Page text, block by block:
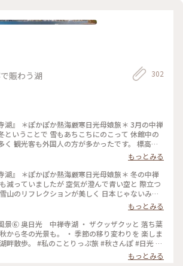
列車旅 #美しい町 #レトロな街 #クラ
りっぷ栃木 #ドライブ #日光ドライブ #西洋料理
治の館 #ディナー #洋食 #ロールキャベツ #超巨大
ツ #デザート #チーズケーキ #ニルバーナ #明治
ーキ #日光スイーツ #日光ディナー #日光レスト
はん #旅のごはん #日光 #日光市 #栃木 #栃木県
ず食べたい洋食😍 こちらも大きくて クリーミー
愛され続ける伝統の味✨ デンマーククリームチ
卵だけ 低温でじっくり焼いて しっとりふんわり
はサワークリームを 上掛けされて 爽やかでレモ
厚なチーズケーキが 食べられなくなった私には
ケーキです😍 美しい洋梨のソルベが 添えられて
トロな街 #クラシカルな
木 #ドライブ #日光ドライブ #西洋料理明治の館
ィナー #西洋料理 #洋食 #カニクリームコロッケ
ッケ #コロッケ #湯波サラダ #湯波 #ゆば #名物
メ #デザート #チーズケーキ #ニルバーナ #明治の
キ #日光スイーツ #日光ディナー #日光レストラ
ん #旅のごはん #日光 #日光市 #栃木 #栃木県
した。 番号は１４番。開店と同時に入店できま
カの貿易商F.W.ホーンの別荘として建造されたも
の外務大臣・重光葵が東京大空襲で家を失った際
邸宅に疎開され、ここから降伏文書の調印式に向
（HPより抜粋） お店に一歩入ると、ク
リアの電車、バスが2日間乗り放題で2500円のお
。 通常料金よりもお安くお得です👍 #東武鉄道
#SL大樹 #日光 #東武日光 #明治の館 #クラシカ
も上がって #みたいな #電車旅
賑わう湖 302
湖』 ＊ぽかぽか熱海厳寒日光母娘旅＊ 3月の中禅
ということで 雪もあちこちにのこって 休館中の
く 観光客も外国人の方が多かったです。 標高が
日本一高い場所にある中禅寺湖 冬は水量が減る
滝」もびっくりするほど 水量が少なく 滝つぼの
ました。 冬枯れの山も相まって これが「華厳の
う感じ💦 やはり紅葉の時期に 見てみたかったで
は何度見ても美しく 心から癒されました✨💙 ・
スワンボート アオレンジャー？ モモレンジャ
の仮面を被った 戦隊のように見えました🤣 ・ ・
旅 #母娘旅 #こと
ことりっぷ栃木 #ドライブ #日光ドライブ #冬の
の日光 #湖 #冬 #華厳の滝 #滝 #スワンボート #日
栃木県 #栃木
もっとみる
湖』 ＊ぽかぽか熱海厳寒日光母娘旅＊ 冬の中禅
減っていましたが 空気が澄んで青い空と 際立つ
山のリフレクションが美しく 日本じゃないみた
色を見せてくれました💙 紅葉の季節が最高なの
ましたが 私たちには初めての 中禅寺湖✨ 冬なら
楽しめました🥰 ・ 湖畔にはたくさんのスワンボ
プリンセスや 個性的な黒鳥さんなど 春が来るの
した💕 3月の中禅寺湖はシーズンオフ 素敵ユーザ
投稿を見て行きたかった 英国大使館別荘などは
ではありましたが 無理だと思っていたいろは坂
もっとみる
景⑥ 奥日光 中禅寺湖 ・ ザクッザクッと 落ち葉
から冬の光景も。 ・ 季節の移り変わりを 楽しま
畔散歩。 #私のことりっぷ旅 #秋さんぽ #日光 #
#中禅寺湖
もっとみる